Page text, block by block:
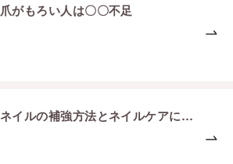
爪がもろい人は〇〇不足
ネイルの補強方法とネイルケアについてご紹介